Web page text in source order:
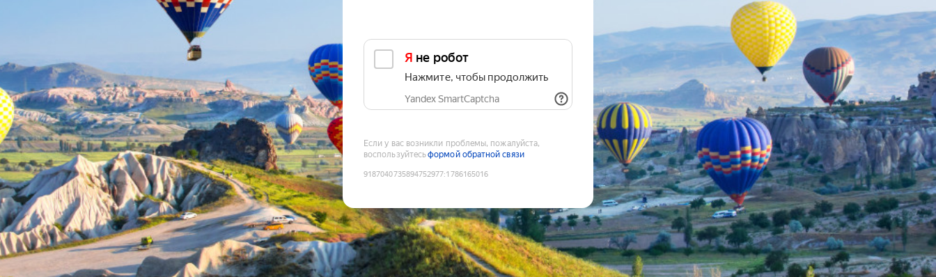
Я не робот
Нажмите, чтобы продолжить
Yandex SmartCaptcha
Если у вас возникли проблемы, пожалуйста,
воспользуйтесьформой обратной связи
9187040735894752977:1786165016